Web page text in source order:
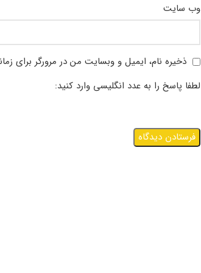
وب‌ سایت
ذخیره نام، ایمیل و وبسایت من در مرورگر برای
لطفا پاسخ را به عدد انگلیسی وارد کنید: